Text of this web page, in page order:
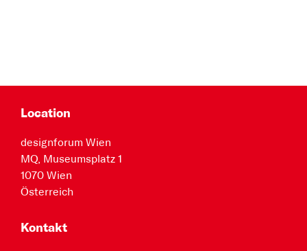
Location
designforum Wien
MQ, Museumsplatz 1
1070 Wien
Österreich
Kontakt